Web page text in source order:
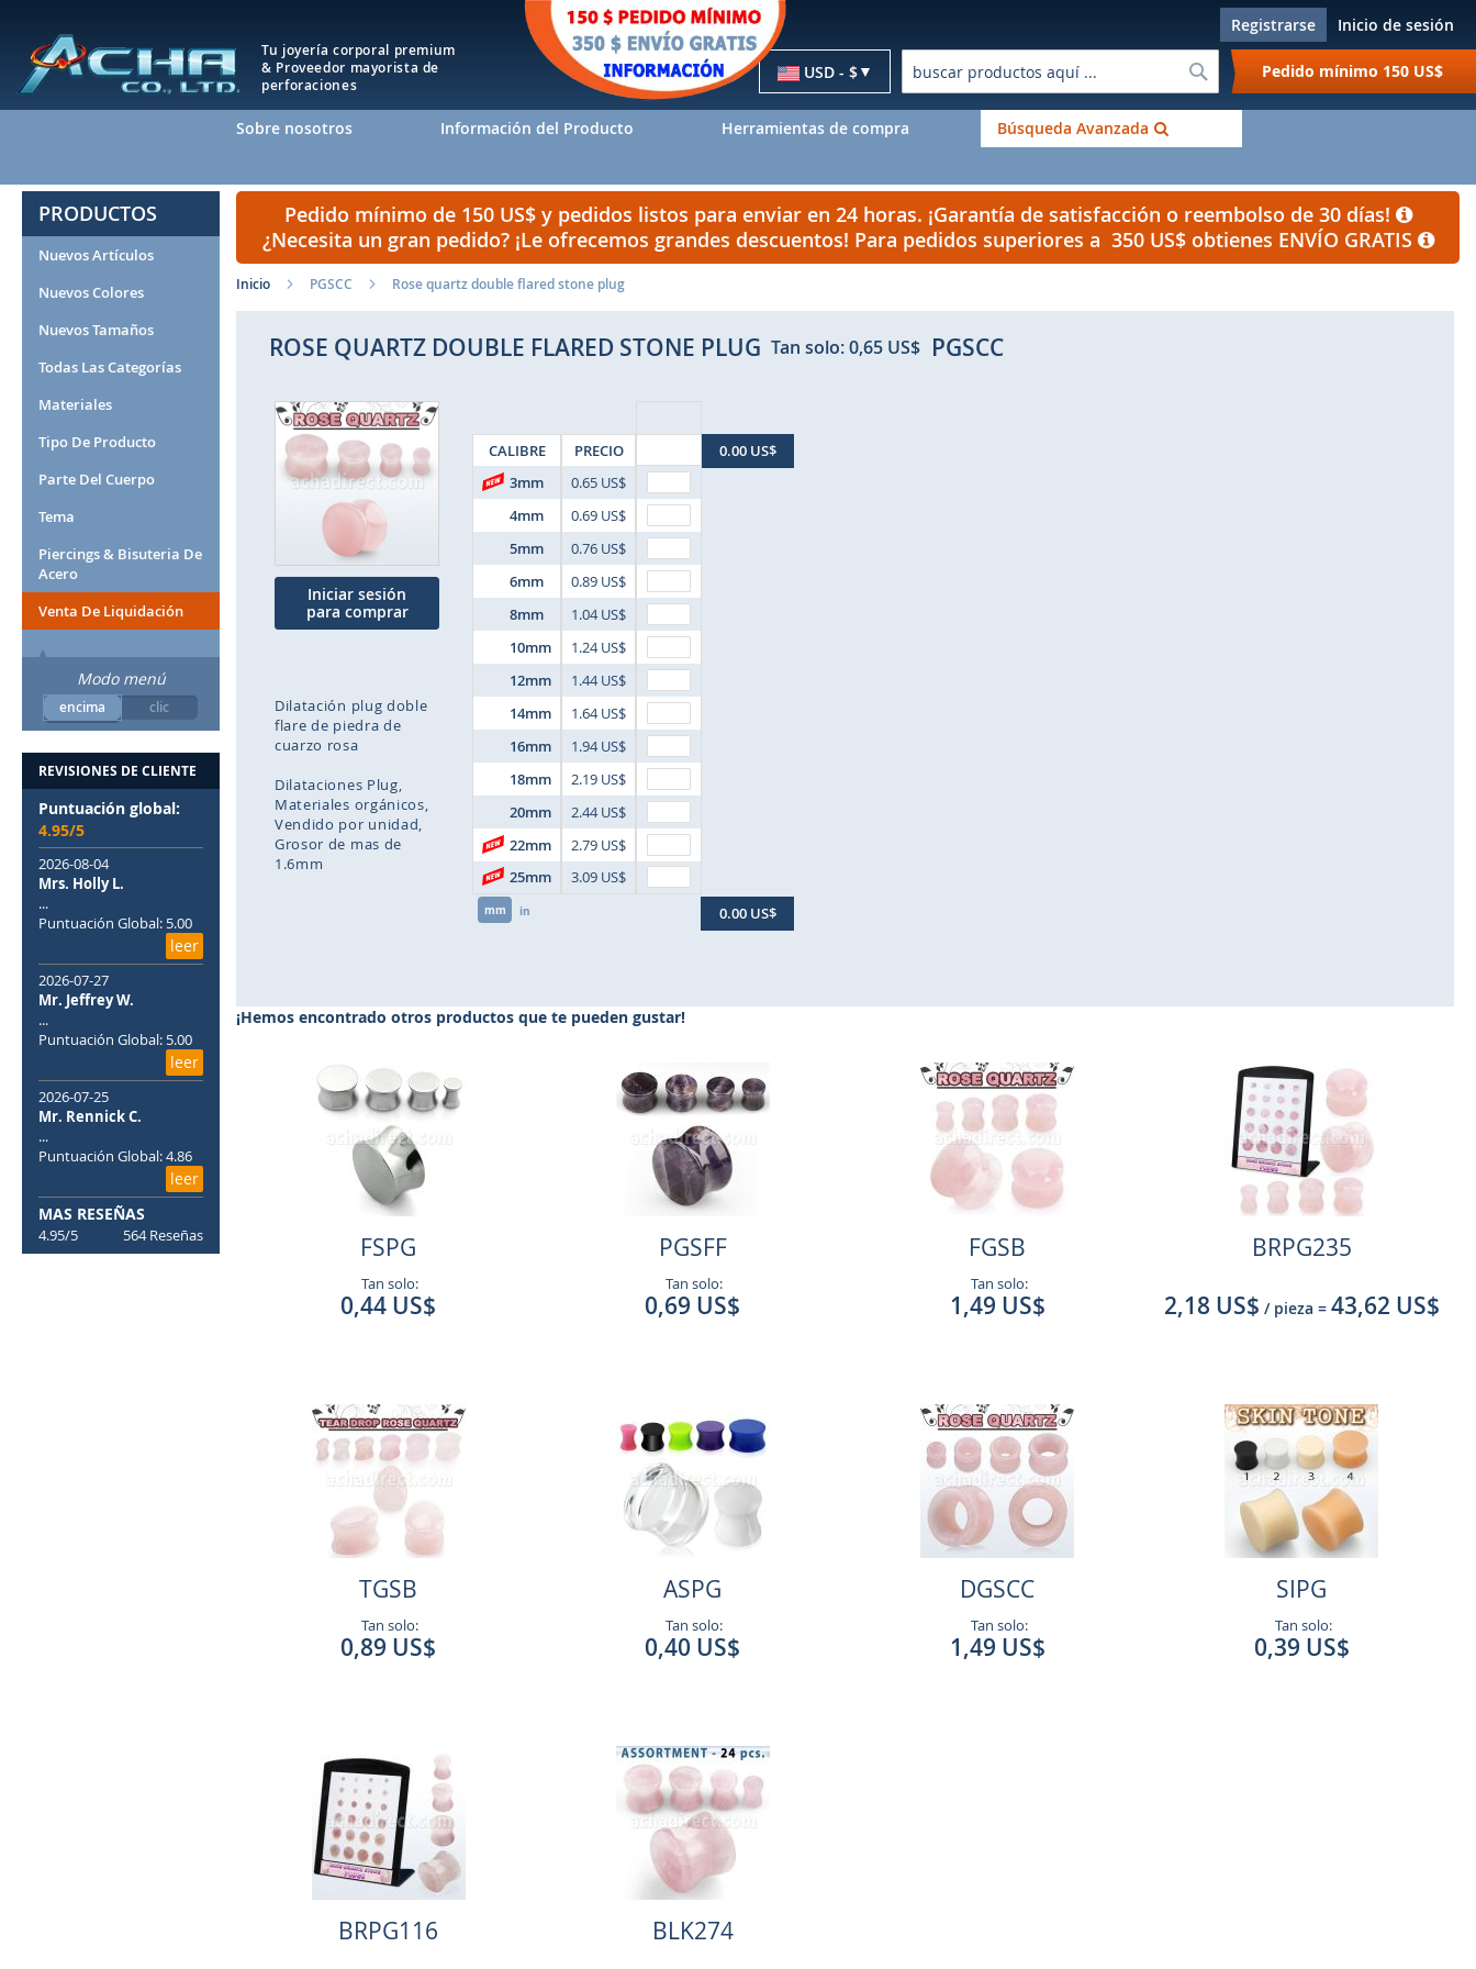
Tu joyería corporal premium
& Proveedor mayorista de
perforaciones
Registrarse
Inicio de sesión
Moneda
USD - $
Buscar
Buscar
Pedido mínimo 150 US$
Sobre nosotros Información del Producto Herramientas de compra Búsqueda Avanzada
Pedido mínimo de 150 US$ y pedidos listos para enviar en 24 horas. ¡Garantía de satisfacción o reembolso de 30 días!
¿Necesita un gran pedido? ¡Le ofrecemos grandes descuentos! Para pedidos superiores a 350 US$ obtienes ENVÍO GRATIS
Inicio PGSCC Rose quartz double flared stone plug
ROSE QUARTZ DOUBLE FLARED STONE PLUG Tan solo:0,65 US$ PGSCC
Saltar
al
final
de
galería
imágenes
Iniciar sesión
para comprar
Dilatación plug doble
flare de piedra de
cuarzo rosa
Dilataciones Plug
Materiales orgánicos
Vendido por unidad
Grosor de mas de
1.6mm
galería
CALIBRE
PRECIO
3mm
0.65 US$
4mm
0.69 US$
5mm
0.76 US$
6mm
0.89 US$
8mm
1.04 US$
10mm
1.24 US$
12mm
1.44 US$
14mm
1.64 US$
16mm
1.94 US$
18mm
2.19 US$
20mm
2.44 US$
22mm
2.79 US$
25mm
3.09 US$
mm in
0.00 US$
0.00 US$
¡Hemos encontrado otros productos que te pueden gustar!
FSPG
Tan solo:
0,44 US$
PGSFF
Tan solo:
0,69 US$
FGSB
Tan solo:
1,49 US$
BRPG235
2,18 US$ / pieza = 43,62 US$
TGSB
Tan solo:
0,89 US$
ASPG
Tan solo:
0,40 US$
DGSCC
Tan solo:
1,49 US$
SIPG
Tan solo:
0,39 US$
BRPG116 BLK274
PRODUCTOS
Nuevos Artículos
Nuevos Colores
Nuevos Tamaños
Todas Las Categorías
Materiales
Tipo De Producto
Parte Del Cuerpo
Tema
Piercings & Bisuteria De
Acero
Venta De Liquidación
Modo menú
encima clic
REVISIONES DE CLIENTE
Puntuación global:
4.95/5
2026-08-04
Mrs. Holly L.
...
Puntuación Global: 5.00
leer
2026-07-27
Mr. Jeffrey W.
...
Puntuación Global: 5.00
leer
2026-07-25
Mr. Rennick C.
...
Puntuación Global: 4.86
leer
MAS RESEÑAS
4.95/5 564 Reseñas